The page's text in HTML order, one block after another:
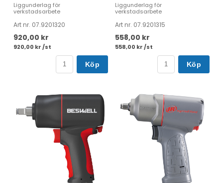
Liggunderlag för
verkstadsarbete
Art nr. 07.9201320
920,00 kr
920,00 kr /st
Köp
Liggunderlag för
verkstadsarbete
Art nr. 07.9201315
558,00 kr
558,00 kr /st
Köp